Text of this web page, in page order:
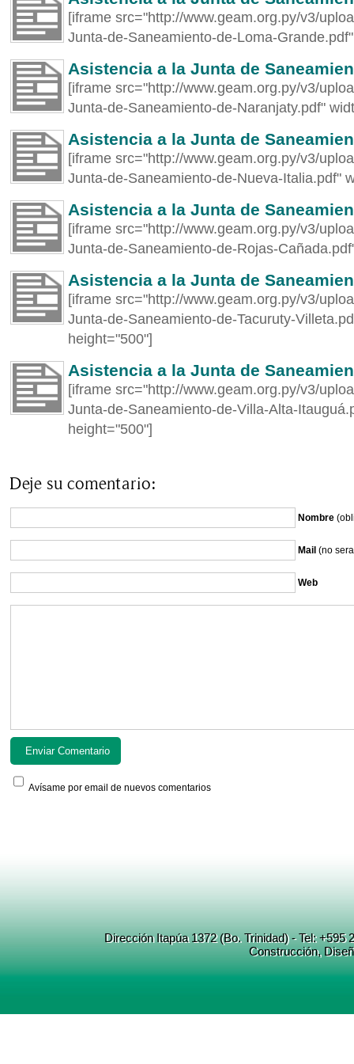
[iframe src="http://www.geam.org.py/v3/
Junta-de-Saneamiento-de-Loma-
Asistencia a la Junta de
[iframe src="http://www.geam.org.py/v3/
Junta-de-Saneamiento-de-Naranjaty.pdf"
Asistencia a la Junta de
[iframe src="http://www.geam.org.py/v3/
Junta-de-Saneamiento-de-Nueva-Italia.pdf"
Asistencia a la Junta de
[iframe src="http://www.geam.org.py/v3/
Junta-de-Saneamiento-de-Rojas-
Asistencia a la Junta de
[iframe src="http://www.geam.org.py/v3/
Junta-de-Saneamiento-de-Tacuruty-
height="500"]
Asistencia a la Junta de
[iframe src="http://www.geam.org.py/v3/
Junta-de-Saneamiento-de-Villa-Alta-
height="500"]
Deje su comentario:
Nombre
Mail (no
Web
Avísame por email de nuevos comentarios
Dirección Itapúa 1372 (Bo. Trinidad) - Tel:
Construcción,